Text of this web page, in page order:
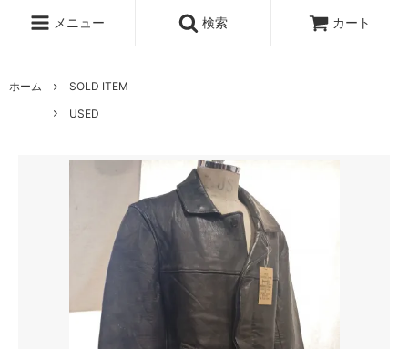
メニュー 検索 カート
ホーム
SOLD ITEM
USED